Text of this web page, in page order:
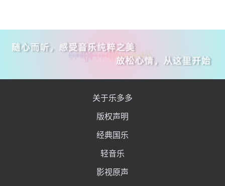
关于乐多多
版权声明
经典国乐
轻音乐
影视原声